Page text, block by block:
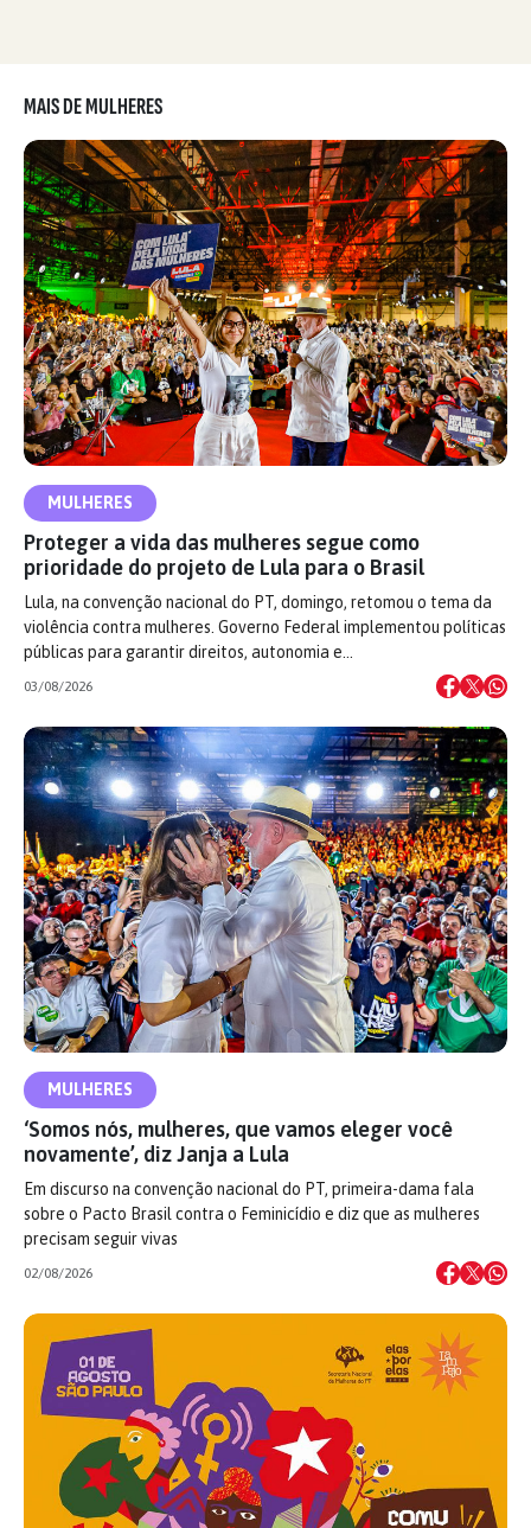
MAIS DE MULHERES
MULHERES
Proteger a vida das mulheres segue como
prioridade do projeto de Lula para o Brasil
Lula, na convenção nacional do PT, domingo, retomou o tema da
violência contra mulheres. Governo Federal implementou políticas
públicas para garantir direitos, autonomia e…
03/08/2026
MULHERES
‘Somos nós, mulheres, que vamos eleger você
novamente’, diz Janja a Lula
Em discurso na convenção nacional do PT, primeira-dama fala
sobre o Pacto Brasil contra o Feminicídio e diz que as mulheres
precisam seguir vivas
02/08/2026